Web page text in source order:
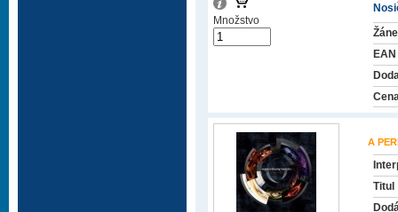
EAN
Množstvo
A
Titul